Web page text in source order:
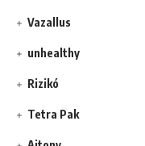
Vazallus
unhealthy
Rizikó
Tetra Pak